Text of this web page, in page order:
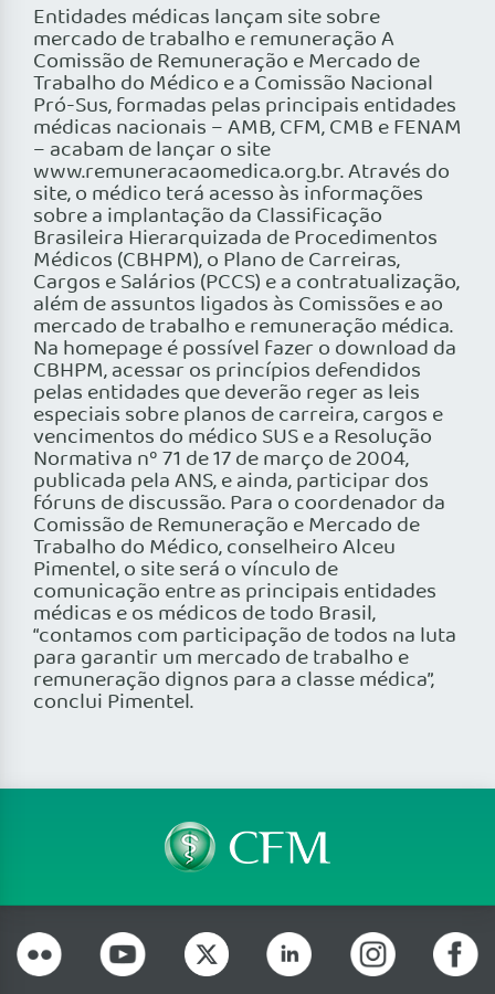
Entidades médicas lançam site sobre
mercado de trabalho e remuneração A
Comissão de Remuneração e Mercado de
Trabalho do Médico e a Comissão Nacional
Pró-Sus, formadas pelas principais entidades
médicas nacionais – AMB, CFM, CMB e FENAM
– acabam de lançar o site
www.remuneracaomedica.org.br. Através do
site, o médico terá acesso às informações
sobre a implantação da Classificação
Brasileira Hierarquizada de Procedimentos
Médicos (CBHPM), o Plano de Carreiras,
Cargos e Salários (PCCS) e a contratualização,
além de assuntos ligados às Comissões e ao
mercado de trabalho e remuneração médica.
Na homepage é possível fazer o download da
CBHPM, acessar os princípios defendidos
pelas entidades que deverão reger as leis
especiais sobre planos de carreira, cargos e
vencimentos do médico SUS e a Resolução
Normativa nº 71 de 17 de março de 2004,
publicada pela ANS, e ainda, participar dos
fóruns de discussão. Para o coordenador da
Comissão de Remuneração e Mercado de
Trabalho do Médico, conselheiro Alceu
Pimentel, o site será o vínculo de
comunicação entre as principais entidades
médicas e os médicos de todo Brasil,
“contamos com participação de todos na luta
para garantir um mercado de trabalho e
remuneração dignos para a classe médica”,
conclui Pimentel.